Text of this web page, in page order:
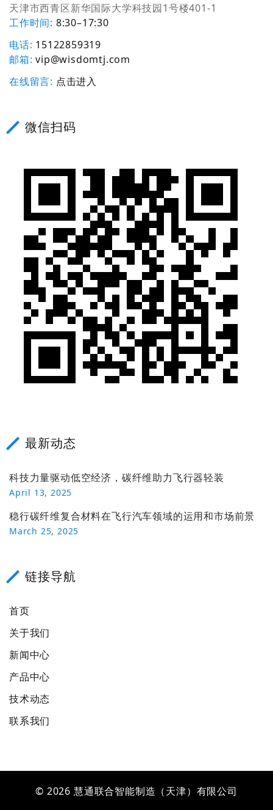
天津市西青区新华国际大学科技园1号楼401-1
工作时间 8:30–17:30
电话 15122859319
邮箱 vip@wisdomtj.com
在线留言 点击进入
微信扫码
最新动态
科技力量驱动低空经济，碳纤维助力飞行器轻装
April 13, 2025
稳行碳纤维复合材料在飞行汽车领域的运用和市场前景
March 25, 2025
链接导航
首页
关于我们
新闻中心
产品中心
技术动态
联系我们
© 2026 慧通联合智能制造（天津）有限公司